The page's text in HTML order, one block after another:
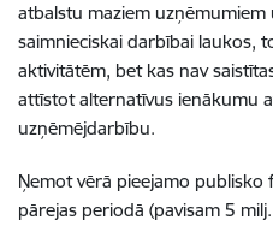
atbalstu maziem uzņēmumiem
saimnieciskai darbībai laukos,
aktivitātēm, bet kas nav
attīstot alternatīvus ienākumu
uzņēmējdarbību.
Ņemot vērā pieejamo
pārejas periodā (pavisam 5